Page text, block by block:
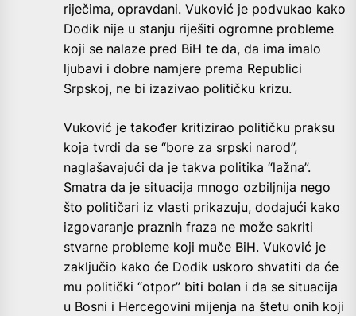
riječima, opravdani. Vuković je podvukao kako
Dodik nije u stanju riješiti ogromne probleme
koji se nalaze pred BiH te da, da ima imalo
ljubavi i dobre namjere prema Republici
Srpskoj, ne bi izazivao političku krizu.
Vuković je također kritizirao političku praksu
koja tvrdi da se “bore za srpski narod”,
naglašavajući da je takva politika “lažna”.
Smatra da je situacija mnogo ozbiljnija nego
što političari iz vlasti prikazuju, dodajući kako
izgovaranje praznih fraza ne može sakriti
stvarne probleme koji muče BiH. Vuković je
zaključio kako će Dodik uskoro shvatiti da će
mu politički “otpor” biti bolan i da se situacija
u Bosni i Hercegovini mijenja na štetu onih koji